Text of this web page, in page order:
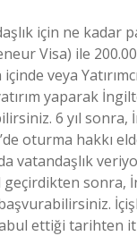
için ne kadar
Visa) ile
veya
yaparak
6 yıl sonra,
oturma hakkı
vatandaşlık
geçirdikten sonra,
ettiği tarihten